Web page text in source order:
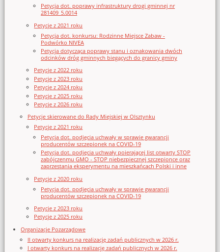
Petycja dot. poprawy infrastruktury drogi gminnej nr
281409_5.0014
Petycje z 2021 roku
Petycja dot. konkursu: Rodzinne Miejsce Zabaw -
Podwórko NIVEA
Petycja dotycząca poprawy stanu i oznakowania dwóch
odcinków dróg gminnych biegących do granicy gminy
Petycje z 2022 roku
Petycje z 2023 roku
Petycje z 2024 roku
Petycje z 2025 roku
Petycje z 2026 roku
Petycje skierowane do Rady Miejskiej w Olsztynku
Petycje z 2021 roku
Petycja dot. podjęcia uchwały w sprawie gwarancji
producentów szczepionek na COVID-19
Petycja dot. podjęcia uchwały poierającej list otwarty STOP
zabójczenmu GMO - STOP niebezpiecznej szczepionce oraz
zaprzestania eksperymentu na mieszkańcach Polski i inne
Petycje z 2020 roku
Petycja dot. podjęcia uchwały w sprawie gwarancji
producentów szczepionek na COVID-19
Petycje z 2023 roku
Petycje z 2025 roku
Organizacje Pozarządowe
II otwarty konkurs na realizację zadań publicznych w 2026 r.
I otwarty konkurs na realizację zadań publicznych w 2026 r.